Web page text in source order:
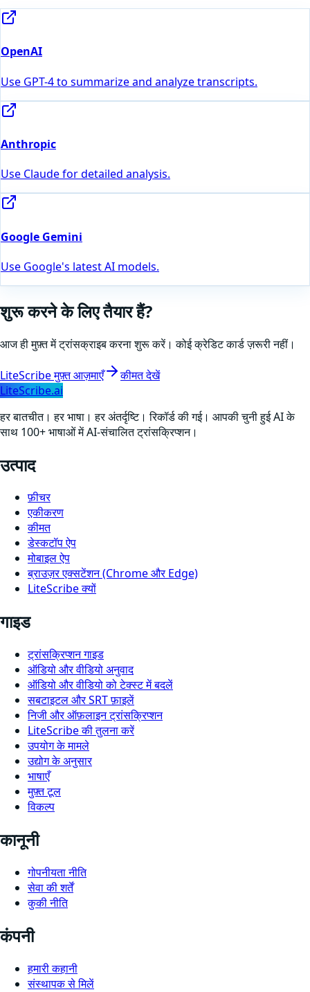
OpenAI
Use GPT-4 to summarize and analyze transcripts.
Anthropic
Use Claude for detailed analysis.
Google Gemini
Use Google's latest AI models.
शुरू करने के लिए तैयार हैं?
आज ही मुफ़्त में ट्रांसक्राइब करना शुरू करें। कोई क्रेडिट कार्ड ज़रूरी नहीं।
LiteScribe मुफ़्त आज़माएँ
कीमत देखें
LiteScribe.ai
हर बातचीत। हर भाषा। हर अंतर्दृष्टि। रिकॉर्ड की गई। आपकी चुनी हुई AI के
साथ 100+ भाषाओं में AI-संचालित ट्रांसक्रिप्शन।
उत्पाद
फ़ीचर
एकीकरण
कीमत
डेस्कटॉप ऐप
मोबाइल ऐप
ब्राउज़र एक्सटेंशन (Chrome और Edge)
LiteScribe क्यों
गाइड
ट्रांसक्रिप्शन गाइड
ऑडियो और वीडियो अनुवाद
ऑडियो और वीडियो को टेक्स्ट में बदलें
सबटाइटल और SRT फ़ाइलें
निजी और ऑफ़लाइन ट्रांसक्रिप्शन
LiteScribe की तुलना करें
उपयोग के मामले
उद्योग के अनुसार
भाषाएँ
मुफ़्त टूल
विकल्प
कानूनी
गोपनीयता नीति
सेवा की शर्तें
कुकी नीति
कंपनी
हमारी कहानी
संस्थापक से मिलें